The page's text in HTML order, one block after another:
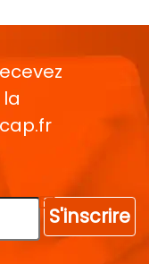
S'inscrire